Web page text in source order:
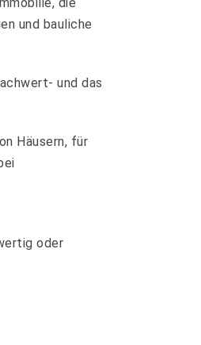
und bauliche
und das
Häusern, für
oder